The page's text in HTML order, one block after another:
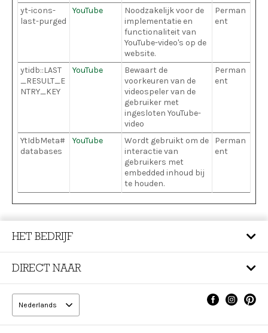
yt-icons-
last-purged
YouTube
Noodzakelijk voor de
implementatie en
functionaliteit van
YouTube-video's op de
website.
Perman
ent
ytidb::LAST
_RESULT_E
NTRY_KEY
YouTube
Bewaart de
voorkeuren van de
videospeler van de
gebruiker met
ingesloten YouTube-
video
Perman
ent
YtIdbMeta#
databases
YouTube
Wordt gebruikt om de
interactie van
gebruikers met
embedded inhoud bij
te houden.
Perman
ent
HET BEDRIJF
DIRECT NAAR
Nederlands